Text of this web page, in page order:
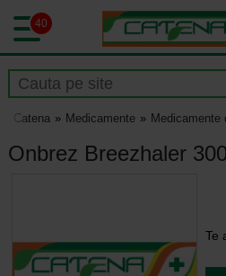
40
Catena Medicamente Medicamente
Onbrez Breezhaler
Te